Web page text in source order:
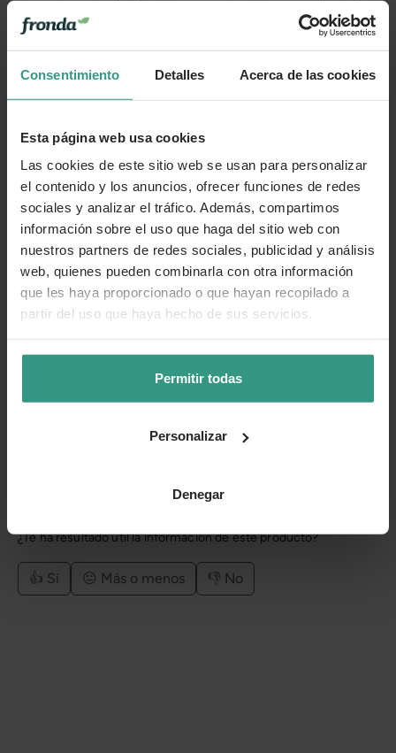
Consentimiento Detalles Acerca de las cookies
Esta página web usa cookies
Las cookies de este sitio web se usan para personalizar
el contenido y los anuncios, ofrecer funciones de redes
sociales y analizar el tráfico. Además, compartimos
información sobre el uso que haga del sitio web con
nuestros partners de redes sociales, publicidad y análisis
web, quienes pueden combinarla con otra información
que les haya proporcionado o que hayan recopilado a
partir del uso que haya hecho de sus servicios.
Permitir todas
Personalizar
Denegar
algo destaca especialmente una planta como la
Poinsettia, sin duda, se debe a sus vistosas brácteas, que
colorrojo escarlata
, un precioso rojo muy intenso que
oscila entre el bermellón y el carmín.
Cada planta es única
Te enviamos las plantas en estado óptimo de crecimiento o
floración, en función de la estacionalidad. Por tanto, la
planta que recibas puede variar levemente su apariencia
con respecto a la de la foto.
Más información
Cuidados
10007378
¿Te ha resultado útil la información de este producto?
👍 Sí 😐 Más o menos 👎 No